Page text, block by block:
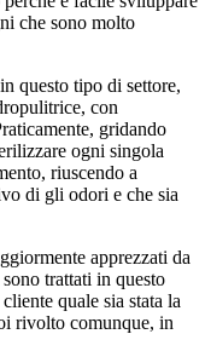
che sono molto
questo tipo di settore,
con
gridando
ogni singola
riuscendo a
di gli odori e che sia
apprezzati da
trattati in questo
quale sia stata la
rivolto comunque, in